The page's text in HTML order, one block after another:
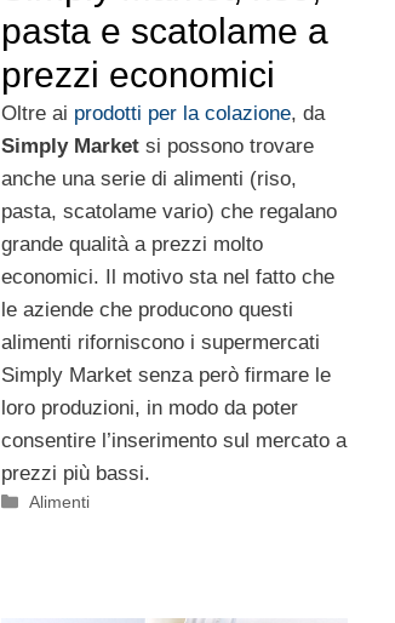
pasta e scatolame a
prezzi economici
Oltre ai prodotti per la colazione, da
Simply Marketsi possono trovare
anche una serie di alimenti (riso,
pasta, scatolame vario) che regalano
grande qualità a prezzi molto
economici. Il motivo sta nel fatto che
le aziende che producono questi
alimenti riforniscono i supermercati
Simply Market senza però firmare le
loro produzioni, in modo da poter
consentire l’inserimento sul mercato a
prezzi più bassi.
Categorie
Alimenti